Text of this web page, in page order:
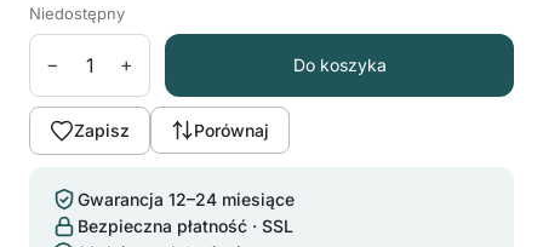
Niedostępny
− + Do koszyka
Zapisz Porównaj
Gwarancja 12–24 miesiące
Bezpieczna płatność · SSL